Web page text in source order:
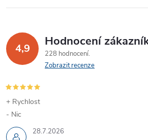
v
ý
p
s
u
4,9 Hodnocení
228 hodnocení
Zobrazit recenze
28.7.2026
+ Rychlost
- Nic